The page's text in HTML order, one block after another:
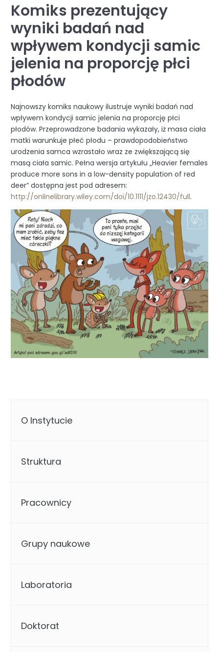
Komiks prezentujący
wyniki badań nad
wpływem kondycji samic
jelenia na proporcję płci
płodów
Najnowszy komiks naukowy ilustruje wyniki badań nad
wpływem kondycji samic jelenia na proporcję płci
płodów. Przeprowadzone badania wykazały, iż masa ciała
matki warunkuje płeć płodu – prawdopodobieństwo
urodzenia samca wzrastało wraz ze zwiększającą się
masą ciała samic. Pełna wersja artykułu „Heavier females
produce more sons in a low-density population of red
deer” dostępna jest pod adresem:
http://onlinelibrary.wiley.com/doi/10.1111/jzo.12430/full.
O Instytucie
Struktura
Pracownicy
Grupy naukowe
Laboratoria
Doktorat